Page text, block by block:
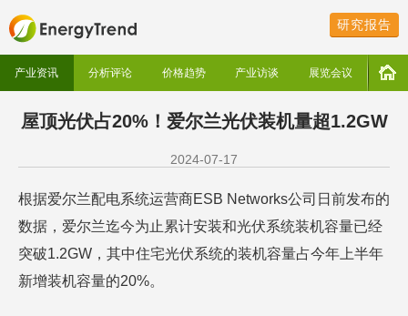
研究报告
产业资讯 分析评论 价格趋势 产业访谈 展览会议
屋顶光伏占20%！爱尔兰光伏装机量超1.2GW
2024-07-17
根据爱尔兰配电系统运营商ESB Networks公司日前发布的
数据，爱尔兰迄今为止累计安装和光伏系统装机容量已经
突破1.2GW，其中住宅光伏系统的装机容量占今年上半年
新增装机容量的20%。